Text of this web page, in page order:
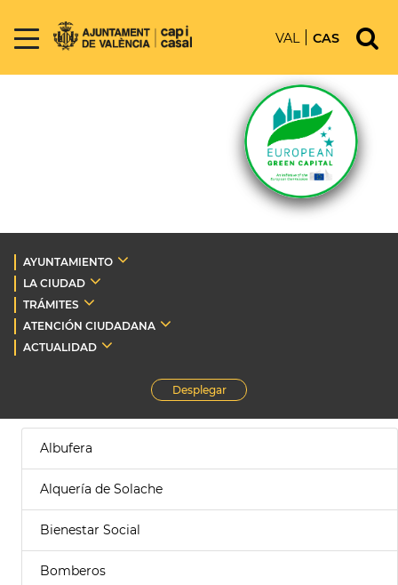
VAL CAS
AYUNTAMIENTO
LA CIUDAD
TRÁMITES
ATENCIÓN CIUDADANA
ACTUALIDAD
Desplegar
Albufera
Alquería de Solache
Bienestar Social
Bomberos